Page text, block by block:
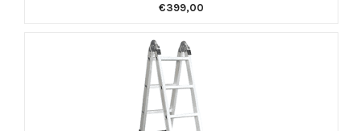
€399,00